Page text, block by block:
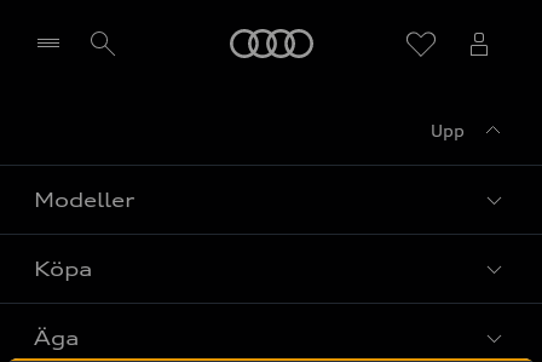
Upp
Modeller
Alla modeller
Elbilar
Köpa
Privaterbjudanden
Äga